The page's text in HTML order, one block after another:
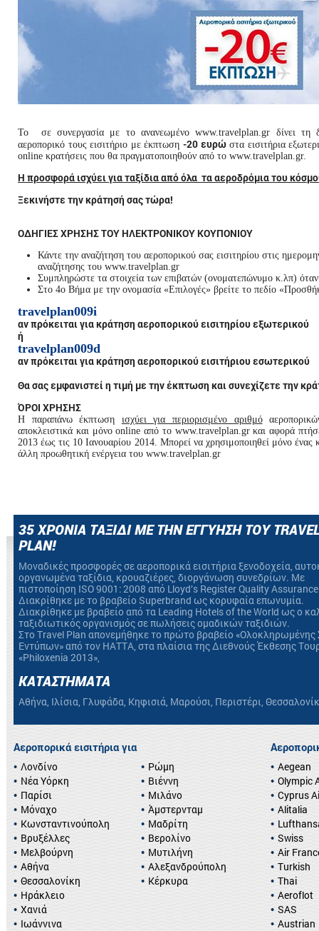
Το
σε συνεργασία με το ανανεωμένο www.travelplan.gr δίνει τη
αεροπορικό τους εισιτήριο με έκπτωση -20 ευρώστα εισιτήρια
online κρατήσεις που θα πραγματοποιηθούν από το www.travelplan.gr.
Η προσφορά ισχύει για ταξίδια από όλα τα αεροδρόμια του
Ξεκινήστε την κράτησή σας τώρα!
ΟΔΗΓΙΕΣ ΧΡΗΣΗΣ ΤΟΥ ΗΛΕΚΤΡΟΝΙΚΟΥ ΚΟΥΠΟΝΙΟΥ
Κάντε την αναζήτηση του αεροπορικού σας εισιτηρίου στις
αναζήτησης του www.travelplan.gr
Συμπληρώστε τα στοιχεία των επιβατών (ονοματεπώνυμο κ.λπ)
Στο 4ο Βήμα με την ονομασία «Επιλογές» βρείτε το πεδίο
travelplan009i
αν πρόκειται για κράτηση αεροπορικού εισιτηρίου εξωτερικού
ή
travelplan009d
αν πρόκειται για κράτηση αεροπορικού εισιτήριου εσωτερικού
Θα σας εμφανιστεί η τιμή με την έκπτωση και συνεχίζετε την
ΌΡΟΙ ΧΡΗΣΗΣ
Η παραπάνω έκπτωση ισχύει για περιορισμένο αριθμό
αποκλειστικά και μόνο online από το www.travelplan.gr και αφορά
2013 έως τις 10 Ιανουαρίου 2014. Μπορεί να χρησιμοποιηθεί μόνο
άλλη προωθητική ενέργεια του www.travelplan.gr
35 ΧΡΟΝΙΑ ΤΑΞΙΔΙ ΜΕ ΤΗΝ ΕΓΓΥΗΣΗ ΤΟΥ
PLAN!
Mοναδικές προσφορές σε αεροπορικά εισιτήρια ξενοδοχεία,
οργανωμένα ταξίδια, κρουαζιέρες, διοργάνωση συνεδρίων. Με
πιστοποίηση ΙSO 9001: 2008 από Lloyd’s Register Quality
Διακρίθηκε με το βραβείο Superbrand ως κορυφαία επωνυμία.
Διακρίθηκε με βραβείο από τα Leading Hotels of the World ως ο
ταξιδιωτικός οργανισμός σε πωλήσεις ομαδικών ταξιδιών.
Στο Travel Plan απονεμήθηκε το πρώτο βραβείο «Ολοκληρωμένης
Εντύπων» από τον HATTA, στα πλαίσια της Διεθνούς Έκθεσης
«Philoxenia 2013»,
ΚΑΤΑΣΤΗΜΑΤΑ
Αθήνα, Ιλίσια, Γλυφάδα, Κηφισιά, Μαρούσι, Περιστέρι,
Αεροπορικά εισιτήρια για
Λονδίνο
Νέα Υόρκη
Παρίσι
Μόναχο
Κωνσταντινούπολη
Βρυξέλλες
Ρώμη
Βιέννη
Μιλάνο
Άμστερνταμ
Μαδρίτη
Βερολίνο
Μελβούρνη
Αθήνα
Θεσσαλονίκη
Ηράκλειο
Χανιά
Ιωάννινα
Μυτιλήνη
Αλεξανδρούπολη
Κέρκυρα
Aegean
Olympic
Cyprus
Alitalia
Swiss
Air
Turkish
Thai
Aeroflot
SAS
Austrian